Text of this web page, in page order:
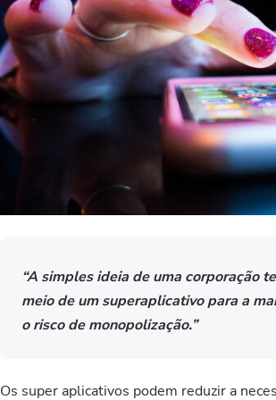
“A simples ideia de uma corporação
meio de um superaplicativo para a
o risco de monopolização.”
Os super aplicativos podem reduzir a